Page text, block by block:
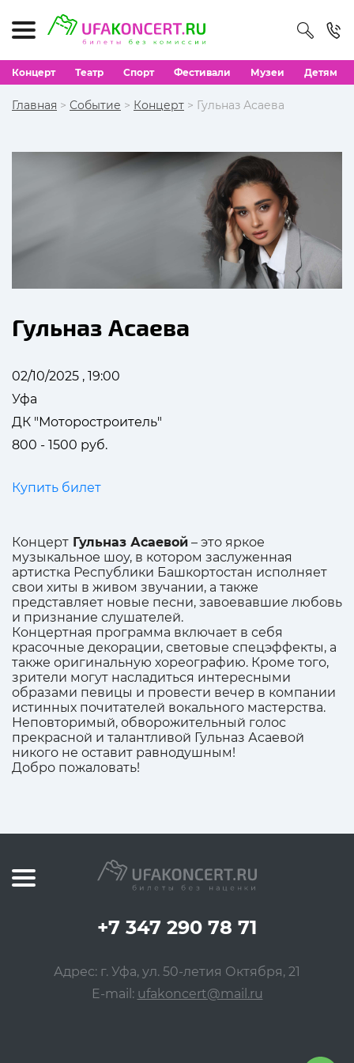
Концерт Театр Спорт Фестивали Музеи Детям
Главная > Событие > Концерт > Гульназ Асаева
Гульназ Асаева
02/10/2025 , 19:00
Уфа
ДК "Моторостроитель"
800 - 1500 руб.
Купить билет
Концерт Гульназ Асаевой – это яркое
музыкальное шоу, в котором заслуженная
артистка Республики Башкортостан исполняет
свои хиты в живом звучании, а также
представляет новые песни, завоевавшие любовь
и признание слушателей.
Концертная программа включает в себя
красочные декорации, световые спецэффекты, а
также оригинальную хореографию. Кроме того,
зрители могут насладиться интересными
образами певицы и провести вечер в компании
истинных почитателей вокального мастерства.
Неповторимый, обворожительный голос
прекрасной и талантливой Гульназ Асаевой
никого не оставит равнодушным!
Добро пожаловать!
+7 347 290 78 71
Адрес: г. Уфа, ул. 50-летия Октября, 21
E-mail: ufakoncert@mail.ru